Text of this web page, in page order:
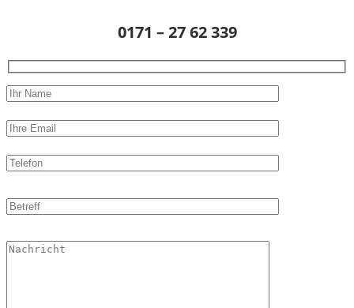
0171 – 27 62 339